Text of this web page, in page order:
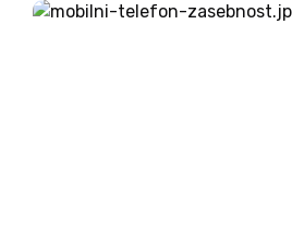
kupila nov sesalec. Na obisku